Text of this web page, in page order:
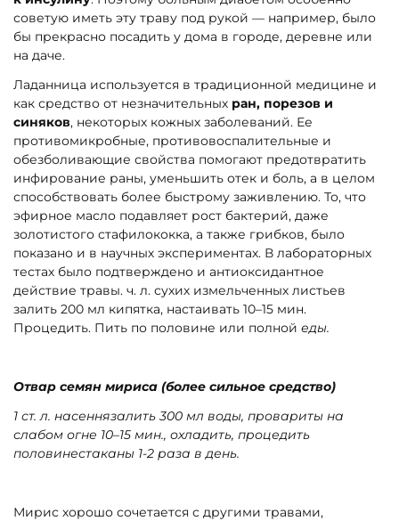
советую иметь эту траву под рукой — например, было
бы прекрасно посадить у дома в городе, деревне или
на даче.
Ладанница используется в традиционной медицине и
как средство от незначительных ран, порезов и
синяков, некоторых кожных заболеваний. Ее
противомикробные, противовоспалительные и
обезболивающие свойства помогают предотвратить
инфирование раны, уменьшить отек и боль, а в целом
способствовать более быстрому заживлению. То, что
эфирное масло подавляет рост бактерий, даже
золотистого стафилококка, а также грибков, было
показано и в научных экспериментах. В лабораторных
тестах было подтверждено и антиоксидантное
действие травы. ч. л. сухих измельченных листьев
залить 200 мл кипятка, настаивать 10–15 мин.
Процедить. Пить по половине или полной еды.
Отвар семян мириса (более сильное средство)
1 ст. л. насеннязалить 300 мл воды, провариты на
слабом огне 10–15 мин., охладить, процедить
половинестаканы 1-2 раза в день.
Мирис хорошо сочетается с другими травами,